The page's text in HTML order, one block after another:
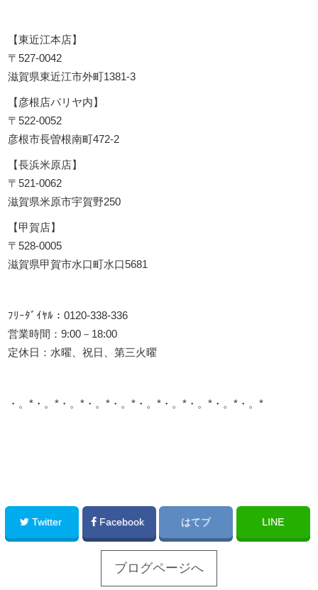
【東近江本店】
〒527-0042
滋賀県東近江市外町1381-3
【彦根店パリヤ内】
〒522-0052
彦根市長曽根南町472-2
【長浜米原店】
〒521-0062
滋賀県米原市宇賀野250
【甲賀店】
〒528-0005
滋賀県甲賀市水口町水口5681
ﾌﾘｰﾀﾞｲﾔﾙ：0120-338-336
営業時間：9:00－18:00
定休日：水曜、祝日、第三火曜
・。*・。*・。*・。*・。*・。*・。*・。*・。*・。*
Twitter Facebook はてブ LINE
ブログページへ